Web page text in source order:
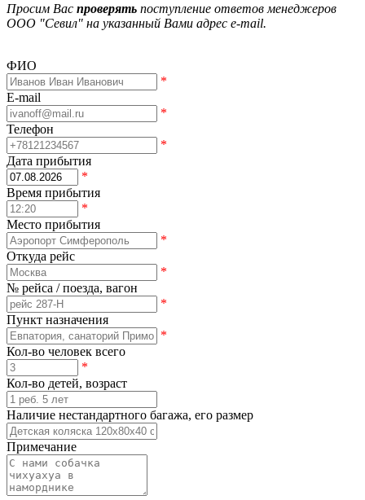
Просим Вас проверять поступление ответов менеджеров
ООО "Севил" на указанный Вами адрес e-mail.
ФИО
*
E-mail
*
Телефон
*
Дата прибытия
*
Время прибытия
*
Место прибытия
*
Откуда рейс
*
№ рейса / поезда, вагон
*
Пункт назначения
*
Кол-во человек всего
*
Кол-во детей, возраст
Наличие нестандартного багажа, его размер
Примечание